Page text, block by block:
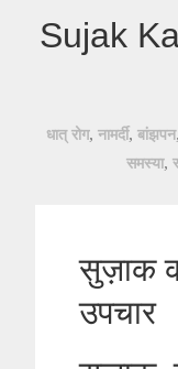
Sujak
धात् रोग, नामर्दी, बांझपन,
समस्या,
सुज़ाक
उपचार